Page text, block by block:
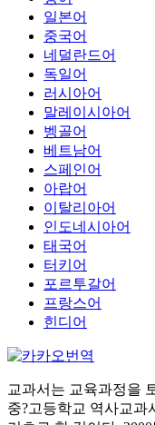
일본어
중국어
네덜란드어
독일어
러시아어
말레이시아어
벵골어
베트남어
스페인어
아랍어
이탈리아어
인도네시아어
태국어
터키어
포르투갈어
프랑스어
힌디어
교과서는 교육과정을
중?고등학교 역사교과